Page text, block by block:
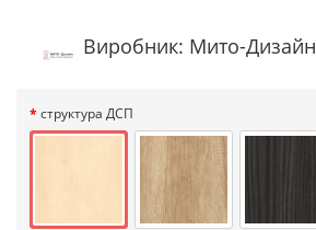
Виробник: Мито-Дизайн
структура ДСП